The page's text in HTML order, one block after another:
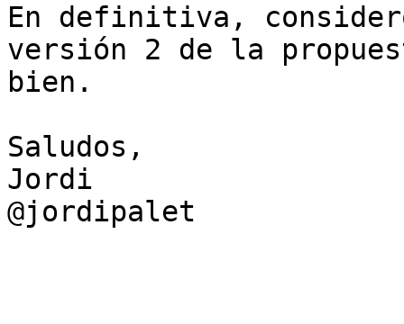
En definitiva,
versión 2 de la
bien.
Saludos,
Jordi
@jordipalet